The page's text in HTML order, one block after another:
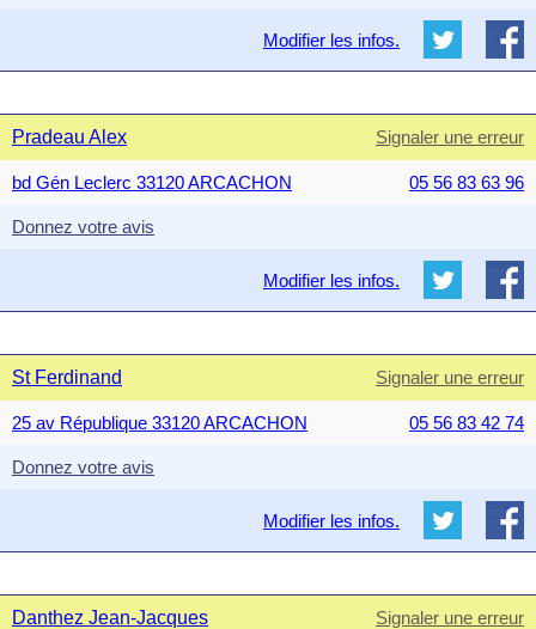
Modifier les infos.
Pradeau Alex Signaler une erreur
bd Gén Leclerc 33120 ARCACHON 05 56 83 63 96
Donnez votre avis
Modifier les infos.
St Ferdinand Signaler une erreur
25 av République 33120 ARCACHON 05 56 83 42 74
Donnez votre avis
Modifier les infos.
Danthez Jean-Jacques Signaler une erreur